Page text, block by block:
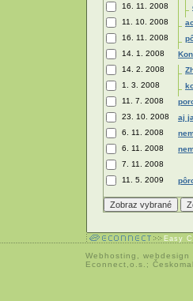
16. 11. 2008
11. 10. 2008
16. 11. 2008
14. 1. 2008
14. 2. 2008
1. 3. 2008
11. 7. 2008
23. 10. 2008
aj
6. 11. 2008
6. 11. 2008
7. 11. 2008
11. 5. 2009
Easy
Webhosting webdesign
Econnect,o.s.;